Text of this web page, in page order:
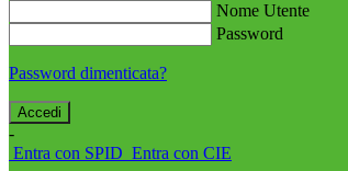
Nome Utente
Password
Password dimenticata?
-
Entra con SPID Entra con CIE